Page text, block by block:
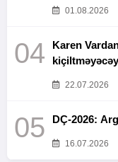
01.08.2026
04
Karen
22.07.2026
05 DÇ-2026:
16.07.2026